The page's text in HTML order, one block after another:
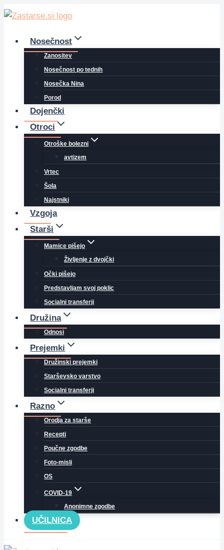
Skip
contentNosečnost
Zanositev
Nosečnost po tednih
Nosečka Nina
Porod
Dojenčki
Otroci
Otroške bolezni
avtizem
Vrtec
Šola
Najstniki
Vzgoja
Starši
Mamice pišejo
Življenje z dvojčki
Očki pišejo
Predstavljam svoj poklic
Socialni transferji
Družina
Odnosi
Prejemki
Družinski prejemki
Starševsko varstvo
Socialni transferji
Razno
Orodja za starše
Recepti
Poučne zgodbe
Foto-misli
OS
COVID-19
Anonimne zgodbe
UČILNICA